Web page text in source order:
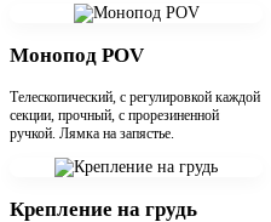
Монопод POV
Телескопический, с регулировкой каждой
секции, прочный, с прорезиненной
ручкой. Лямка на запястье.
Крепление на грудь